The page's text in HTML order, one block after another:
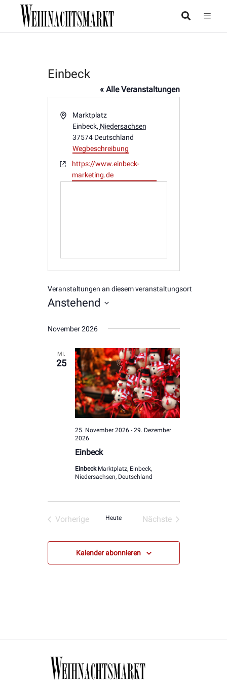
Einbeck
« Alle Veranstaltungen
AdresseMarktplatz
Einbeck, Niedersachsen
37574 Deutschland
Wegbeschreibung
Webseite
https://www.einbeck-
marketing.de
Veranstaltungen an diesem veranstaltungsort
Anstehend
wählen.
November 2026
MI.
25
Einbeck
25. November 2026- 29. Dezember
2026
Einbeck Marktplatz, Einbeck,
Niedersachsen, Deutschland
Vorherige
Heute
Nächste
Kalender abonnieren